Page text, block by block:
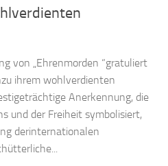
von „Ehrenmorden “gratuliert
ihrem wohlverdienten
Anerkennung, die
und der Freiheit symbolisiert,
derinternationalen